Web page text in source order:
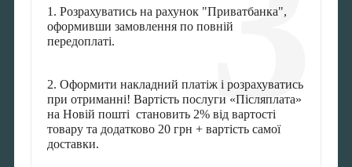
1. Розрахуватись на рахунок "Приватбанка",
оформивши замовлення по повній
передоплаті.
2. Оформити накладний платіж і розрахуватись
при отриманні! Вартість послуги «Післяплата»
на Новій пошті становить 2% від вартості
товару та додатково 20 грн + вартість самої
доставки.